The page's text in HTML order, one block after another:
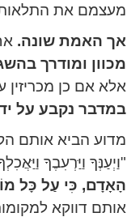
מעצמם את התלאות
אך האמת שונה.
מכוון ומודרך
אלא אם כן מכריזין
במדבר נקבע על
מדוע הביא אותם
"וַיְעַנְּךָ וַיַּרְעִבֶךָ
הָאָדָם, כִּי עַל כָּל
אותם דווקא